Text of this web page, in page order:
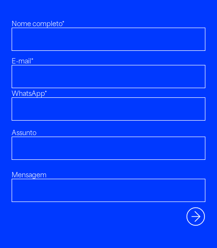
Nome completo*
E-mail*
WhatsApp*
Assunto
Mensagem